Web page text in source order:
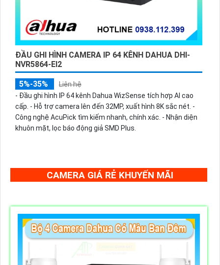
ĐẦU GHI HÌNH CAMERA IP 64 KÊNH DAHUA DHI-
NVR5864-EI2
5%-35%
Liên hệ
- Đầu ghi hình IP 64 kênh Dahua WizSense tích hợp AI cao
cấp. - Hỗ trợ camera lên đến 32MP, xuất hình 8K sắc nét. -
Công nghệ AcuPick tìm kiếm nhanh, chính xác. - Nhận diện
khuôn mặt, lọc báo động giả SMD Plus.
CAMERA GIÁ RẺ KHUYẾN MÃI